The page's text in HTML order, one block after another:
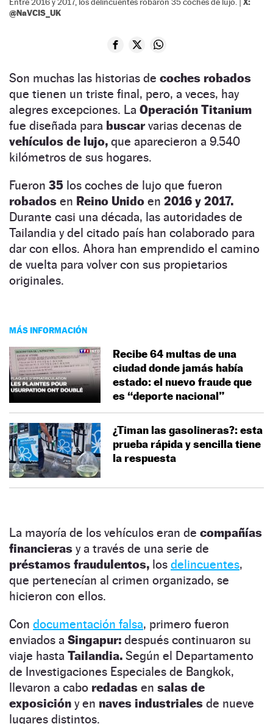
@NaVCIS_UK
Son muchas las historias de coches robados
que tienen un triste final, pero, a veces, hay
alegres excepciones. La Operación Titanium
fue diseñada para buscarvarias decenas de
vehículos de lujo, que aparecieron a 9.540
kilómetros de sus hogares.
Fueron 35 los coches de lujo que fueron
robados en Reino Unido en 2016 y 2017.
Durante casi una década, las autoridades de
Tailandia y del citado país han colaborado para
dar con ellos. Ahora han emprendido el camino
de vuelta para volver con sus propietarios
originales.
MÁS INFORMACIÓN
Recibe 64 multas de una
ciudad donde jamás había
estado: el nuevo fraude que
es “deporte nacional”
¿Timan las gasolineras?: esta
prueba rápida y sencilla tiene
la respuesta
La mayoría de los vehículos eran de compañías
financieras y a través de una serie de
préstamos fraudulentos, los delincuentes,
que pertenecían al crimen organizado, se
hicieron con ellos.
Con documentación falsa, primero fueron
enviados a Singapur: después continuaron su
viaje hasta Tailandia. Según el Departamento
de Investigaciones Especiales de Bangkok,
llevaron a cabo redadas en salas de
exposición y en naves industriales de nueve
lugares distintos.